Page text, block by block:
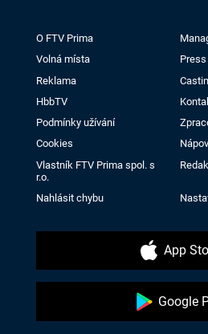
O FTV Prima
Volná místa
Press
Reklama
HbbTV
Podmínky užívání
Cookies
Vlastník FTV Prima spol. s
r.o.
Nahlásit chybu
App
Google